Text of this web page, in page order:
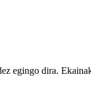
dira. Ekainak